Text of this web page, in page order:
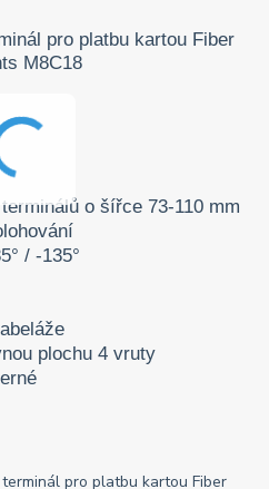
o šířce 73-110 mm
/ -135°
plochu 4 vruty